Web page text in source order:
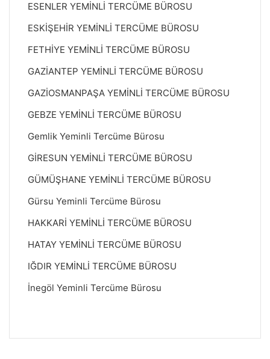
ESENLER YEMİNLİ TERCÜME BÜROSU
ESKİŞEHİR YEMİNLİ TERCÜME BÜROSU
FETHİYE YEMİNLİ TERCÜME BÜROSU
GAZİANTEP YEMİNLİ TERCÜME BÜROSU
GAZİOSMANPAŞA YEMİNLİ TERCÜME BÜROSU
GEBZE YEMİNLİ TERCÜME BÜROSU
Gemlik Yeminli Tercüme Bürosu
GİRESUN YEMİNLİ TERCÜME BÜROSU
GÜMÜŞHANE YEMİNLİ TERCÜME BÜROSU
Gürsu Yeminli Tercüme Bürosu
HAKKARİ YEMİNLİ TERCÜME BÜROSU
HATAY YEMİNLİ TERCÜME BÜROSU
IĞDIR YEMİNLİ TERCÜME BÜROSU
İnegöl Yeminli Tercüme Bürosu